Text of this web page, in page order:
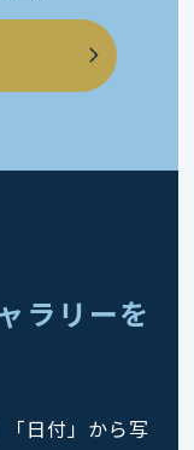
ラリーを
「日付」から写